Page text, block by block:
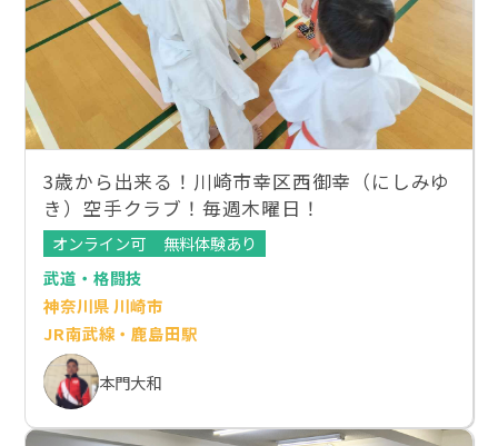
3歳から出来る！川崎市幸区西御幸（にしみゆ
き）空手クラブ！毎週木曜日！
オンライン可
無料体験あり
武道・格闘技
神奈川県 川崎市
JR南武線・鹿島田駅
本門大和